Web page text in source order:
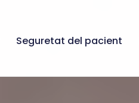
Seguretat del pacient